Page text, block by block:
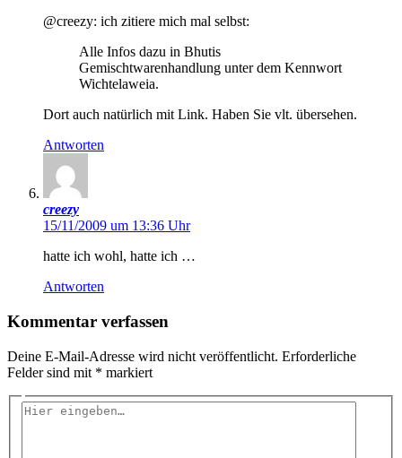
@creezy: ich zitiere mich mal selbst:
Alle Infos dazu in Bhutis
Gemischtwarenhandlung unter dem Kennwort
Wichtelaweia.
Dort auch natürlich mit Link. Haben Sie vlt. übersehen.
Antworten
creezy
15/11/2009 um 13:36 Uhr
hatte ich wohl, hatte ich …
Antworten
Kommentar verfassen
Deine E-Mail-Adresse wird nicht veröffentlicht. Erforderliche
Felder sind mit * markiert
Hier